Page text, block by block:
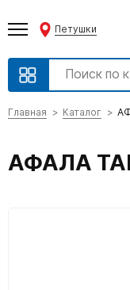
Петушки
Главная Каталог
АФАЛА